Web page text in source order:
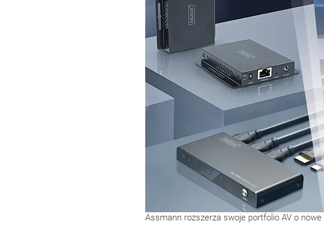
Assmann rozszerza swoje portfolio AV o